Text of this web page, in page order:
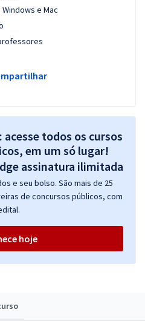
e Mac
todos os cursos
em um só lugar!
e seu bolso. São mais de 25
de concursos públicos, com
hoje